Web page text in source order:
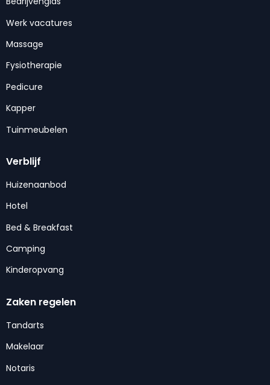
Werk vacatures
Massage
Fysiotherapie
Pedicure
Kapper
Tuinmeubelen
Verblijf
Huizenaanbod
Hotel
Bed & Breakfast
Camping
Kinderopvang
Zaken regelen
Tandarts
Makelaar
Notaris